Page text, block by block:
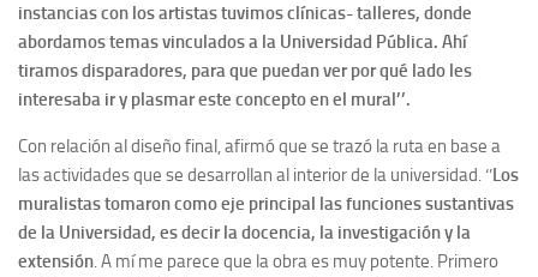
instancias con los artistas tuvimos clínicas- talleres, donde
abordamos temas vinculados a la Universidad Pública. Ahí
tiramos disparadores, para que puedan ver por qué lado les
interesaba ir y plasmar este concepto en el mural’’.
Con relación al diseño final, afirmó que se trazó la ruta en base a
las actividades que se desarrollan al interior de la universidad. ‘’Los
muralistas tomaron como eje principal las funciones sustantivas
de la Universidad, es decir la docencia, la investigación y la
extensión. A mí me parece que la obra es muy potente. Primero